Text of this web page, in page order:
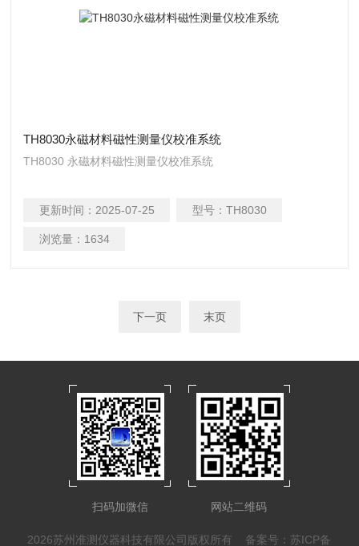
TH8030永磁材料磁性测量仪校准系统
TH8030 永磁材料磁性测量仪校准系统
更新时间： 2025-07-25 型号： TH8030
浏览量： 1634
下一页 末页
扫码加微信 网站二维码
2026苏州准测仪器科技有限公司版权所有 备案号：苏ICP备